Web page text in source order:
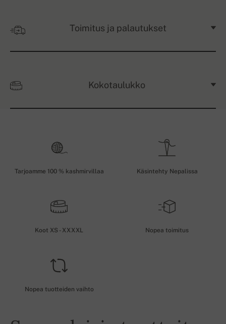
Toimitus ja palautukset
Kokotaulukko
Tarjoamme 100 % kashmirvillaa Käsintehty Nepalissa
Koot XS - XXXXL Nopea toimitus
Nopea tuotteiden vaihto